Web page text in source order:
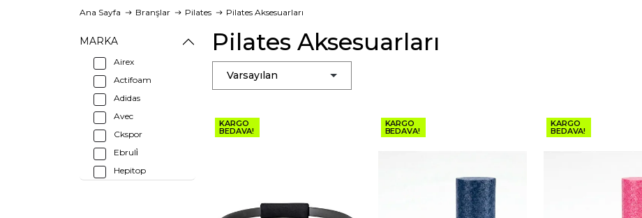
Ana Sayfa Branşlar Pilates Pilates Aksesuarları
MARKA
Airex
Actifoam
Adidas
Avec
Ckspor
Ebruli̇
Hepitop
Pilates Aksesuarları
Varsayılan
KARGO
BEDAVA!
KARGO
BEDAVA!
KARGO
BEDAVA!